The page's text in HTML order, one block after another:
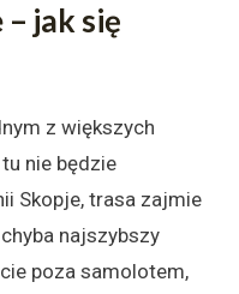
jak się
z większych
nie będzie
Skopje, trasa zajmie
najszybszy
poza samolotem,